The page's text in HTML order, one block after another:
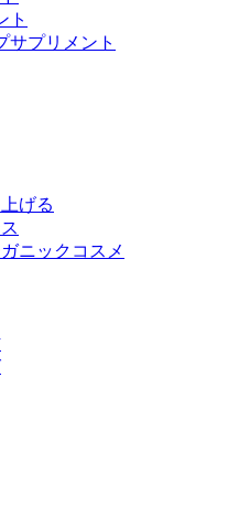
ト
サプリメント
げる
ニックコスメ